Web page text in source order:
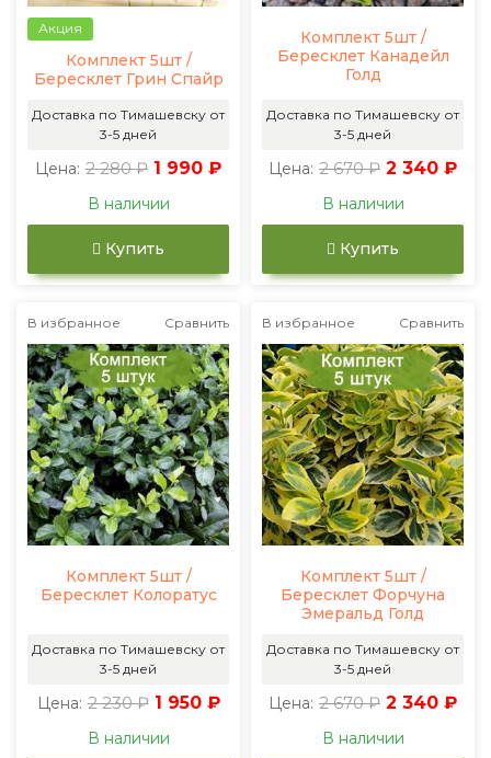
Акция
Комплект 5шт /
Бересклет Грин Спайр
Доставка по Тимашевску от
3-5 дней
Цена: 2 280 ₽ 1 990 ₽
В наличии
Купить
Комплект 5шт /
Бересклет Канадейл
Голд
Доставка по Тимашевску от
3-5 дней
Цена: 2 670 ₽ 2 340 ₽
В наличии
Купить
В избранное Сравнить
Комплект 5шт /
Бересклет Колоратус
Доставка по Тимашевску от
3-5 дней
Цена: 2 230 ₽ 1 950 ₽
В наличии
В избранное Сравнить
Комплект 5шт /
Бересклет Форчуна
Эмеральд Голд
Доставка по Тимашевску от
3-5 дней
Цена: 2 670 ₽ 2 340 ₽
В наличии